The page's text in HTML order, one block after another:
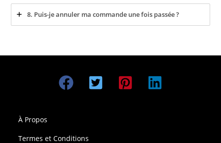
8. Puis-je annuler ma commande une fois passée ?
À Propos
Termes et Conditions